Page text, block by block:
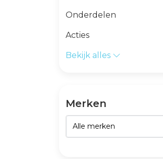
Onderdelen
Acties
Bekijk alles
Merken